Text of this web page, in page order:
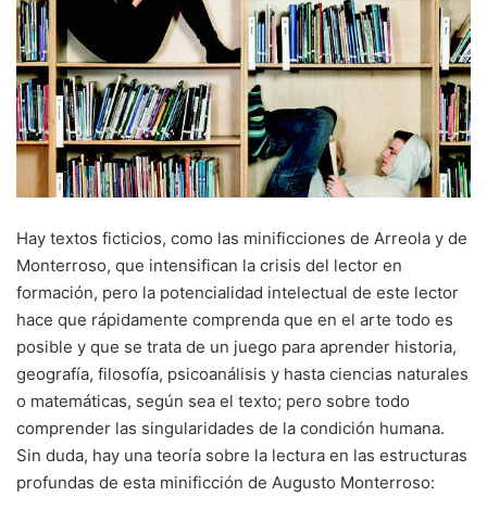
Hay textos ficticios, como las minificciones de Arreola y de
Monterroso, que intensifican la crisis del lector en
formación, pero la potencialidad intelectual de este lector
hace que rápidamente comprenda que en el arte todo es
posible y que se trata de un juego para aprender historia,
geografía, filosofía, psicoanálisis y hasta ciencias naturales
o matemáticas, según sea el texto; pero sobre todo
comprender las singularidades de la condición humana.
Sin duda, hay una teoría sobre la lectura en las estructuras
profundas de esta minificción de Augusto Monterroso: